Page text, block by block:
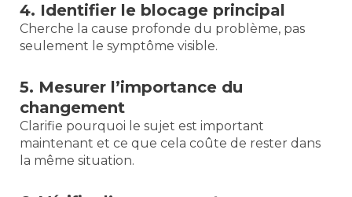
4. Identifier le blocage principal
Cherche la cause profonde du problème, pas
seulement le symptôme visible.
5. Mesurer l’importance du
changement
Clarifie pourquoi le sujet est important
maintenant et ce que cela coûte de rester dans
la même situation.